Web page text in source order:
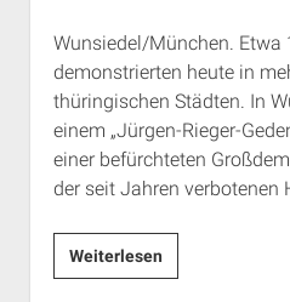
Wunsiedel/München. Etwa
demonstrierten heute in
thüringischen Städten. In
einem „Jürgen-Rieger-
einer befürchteten
der seit Jahren verbotenen
WeiterlesenRieger-
Gedenken